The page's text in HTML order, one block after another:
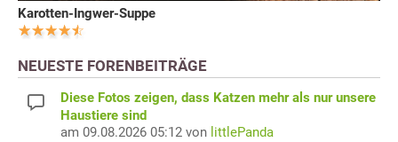
Karotten-Ingwer-Suppe
NEUESTE FORENBEITRÄGE
Diese Fotos zeigen, dass Katzen mehr als nur unsere
Haustiere sind
am 09.08.2026 05:12 von littlePanda